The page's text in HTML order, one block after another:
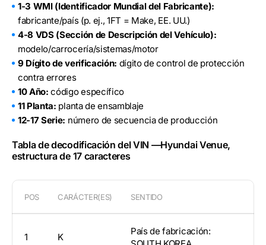
1-3 WMI (Identificador Mundial del Fabricante):
fabricante/país (p. ej., 1FT = Make, EE. UU.)
4-8 VDS (Sección de Descripción del Vehículo):
modelo/carrocería/sistemas/motor
9 Dígito de verificación: dígito de control de protección
contra errores
10 Año: código específico
11 Planta: planta de ensamblaje
12-17 Serie: número de secuencia de producción
Tabla de decodificación del VIN —Hyundai Venue,
estructura de 17 caracteres
POS CARÁCTER(ES) SENTIDO
1 K
País de fabricación: